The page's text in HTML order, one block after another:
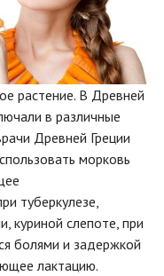
растение. В Древней
в различные
Древней Греции
морковь
туберкулезе,
куриной слепоте, при
болями и задержкой
лактацию.